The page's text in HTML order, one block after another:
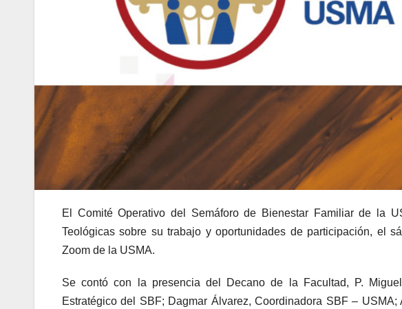
El Comité Operativo del Semáforo de Bienestar Familiar de la
Teológicas sobre su trabajo y oportunidades de participación, el
Zoom de la USMA.
Se contó con la presencia del Decano de la Facultad, P.
Estratégico del SBF; Dagmar Álvarez, Coordinadora SBF –